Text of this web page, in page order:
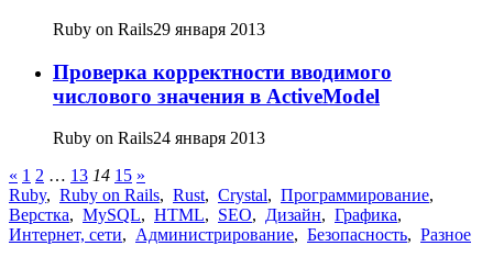
Ruby on Rails29 января 2013
Проверка корректности вводимого
числового значения в ActiveModel
Ruby on Rails24 января 2013
« 1 2 … 13 14 15 »
Ruby, Ruby on Rails, Rust, Crystal, Программирование,
Верстка, MySQL, HTML, SEO, Дизайн, Графика,
Интернет, сети, Администрирование, Безопасность, Разное